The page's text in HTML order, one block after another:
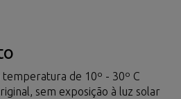
temperatura de 10º - 30º C
sem exposição à luz solar